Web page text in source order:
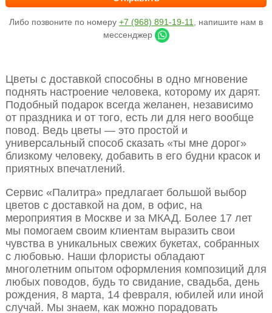
Либо позвоните по номеру +7 (968) 891-19-11
, напишите нам в
мессенджер
Цветы с доставкой способны в одно мгновение
поднять настроение человека, которому их дарят.
Подобный подарок всегда желанен, независимо
от праздника и от того, есть ли для него вообще
повод. Ведь цветы — это простой и
универсальный способ сказать «ты мне дорог»
близкому человеку, добавить в его будни красок и
приятных впечатлений.
Сервис «Палитра» предлагает большой выбор
цветов с доставкой на дом, в офис, на
мероприятия в Москве и за МКАД. Более 17 лет
мы помогаем своим клиентам выразить свои
чувства в уникальных свежих букетах, собранных
с любовью. Наши флористы обладают
многолетним опытом оформления композиций для
любых поводов, будь то свидание, свадьба, день
рождения, 8 марта, 14 февраля, юбилей или иной
случай. Мы знаем, как можно порадовать